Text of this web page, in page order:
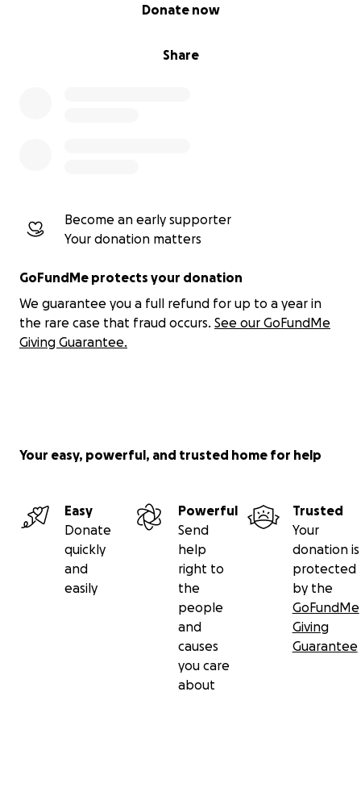
Share
Donate now
Become an early supporter
Your donation matters
GoFundMe protects your donation
We guarantee you a full refund for up to a year in
the rare case that fraud occurs. See our GoFundMe
Giving Guarantee.
Your easy, powerful, and trusted home for help
Easy
Donate
quickly
and
easily
Powerful
Send
help
right to
the
people
and
causes
you care
about
Trusted
Your
donation is
protected
by the
GoFundMe
Giving
Guarantee